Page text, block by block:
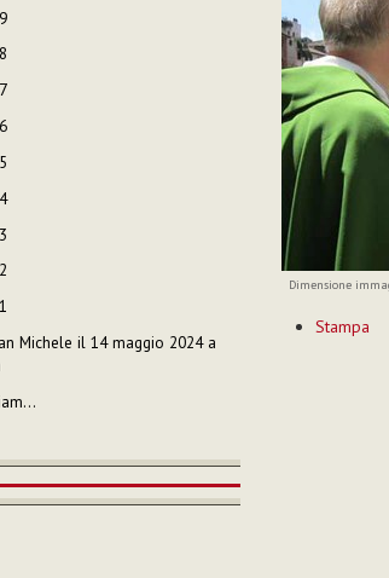
Michele il 14 maggio 2024 a
Dimensione
sul
Stampa